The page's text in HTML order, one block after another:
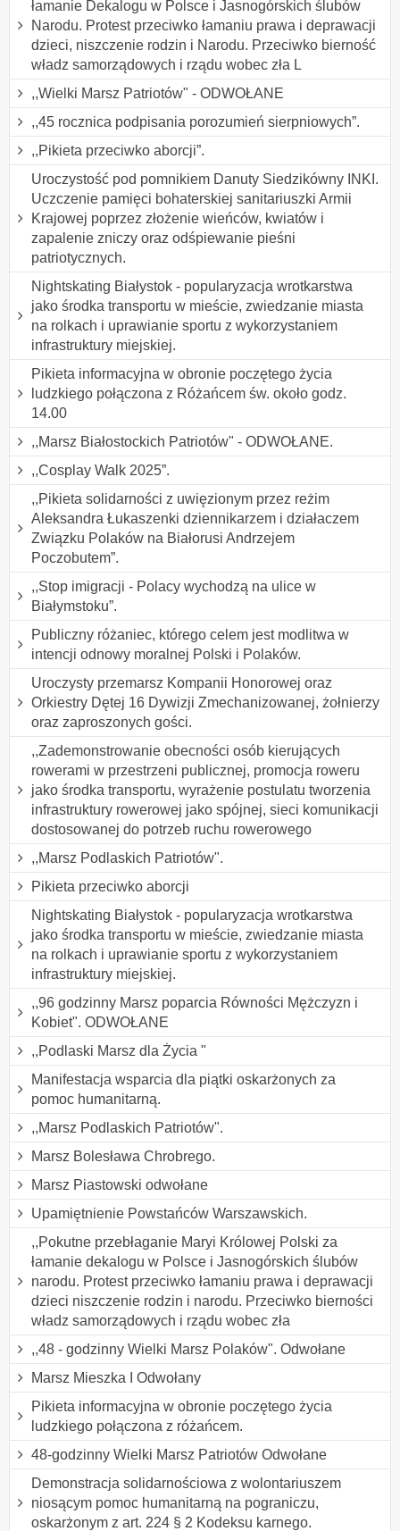
łamanie Dekalogu w Polsce i Jasnogórskich ślubów
Narodu. Protest przeciwko łamaniu prawa i deprawacji
dzieci, niszczenie rodzin i Narodu. Przeciwko bierność
władz samorządowych i rządu wobec zła L
,,Wielki Marsz Patriotów" - ODWOŁANE
,,45 rocznica podpisania porozumień sierpniowych”.
,,Pikieta przeciwko aborcji”.
Uroczystość pod pomnikiem Danuty Siedzikówny INKI.
Uczczenie pamięci bohaterskiej sanitariuszki Armii
Krajowej poprzez złożenie wieńców, kwiatów i
zapalenie zniczy oraz odśpiewanie pieśni
patriotycznych.
Nightskating Białystok - popularyzacja wrotkarstwa
jako środka transportu w mieście, zwiedzanie miasta
na rolkach i uprawianie sportu z wykorzystaniem
infrastruktury miejskiej.
Pikieta informacyjna w obronie poczętego życia
ludzkiego połączona z Różańcem św. około godz.
14.00
,,Marsz Białostockich Patriotów" - ODWOŁANE.
,,Cosplay Walk 2025”.
,,Pikieta solidarności z uwięzionym przez reżim
Aleksandra Łukaszenki dziennikarzem i działaczem
Związku Polaków na Białorusi Andrzejem
Poczobutem”.
,,Stop imigracji - Polacy wychodzą na ulice w
Białymstoku”.
Publiczny różaniec, którego celem jest modlitwa w
intencji odnowy moralnej Polski i Polaków.
Uroczysty przemarsz Kompanii Honorowej oraz
Orkiestry Dętej 16 Dywizji Zmechanizowanej, żołnierzy
oraz zaproszonych gości.
,,Zademonstrowanie obecności osób kierujących
rowerami w przestrzeni publicznej, promocja roweru
jako środka transportu, wyrażenie postulatu tworzenia
infrastruktury rowerowej jako spójnej, sieci komunikacji
dostosowanej do potrzeb ruchu rowerowego
,,Marsz Podlaskich Patriotów".
Pikieta przeciwko aborcji
Nightskating Białystok - popularyzacja wrotkarstwa
jako środka transportu w mieście, zwiedzanie miasta
na rolkach i uprawianie sportu z wykorzystaniem
infrastruktury miejskiej.
,,96 godzinny Marsz poparcia Równości Mężczyzn i
Kobiet". ODWOŁANE
,,Podlaski Marsz dla Życia "
Manifestacja wsparcia dla piątki oskarżonych za
pomoc humanitarną.
,,Marsz Podlaskich Patriotów".
Marsz Bolesława Chrobrego.
Marsz Piastowski odwołane
Upamiętnienie Powstańców Warszawskich.
,,Pokutne przebłaganie Maryi Królowej Polski za
łamanie dekalogu w Polsce i Jasnogórskich ślubów
narodu. Protest przeciwko łamaniu prawa i deprawacji
dzieci niszczenie rodzin i narodu. Przeciwko bierności
władz samorządowych i rządu wobec zła
,,48 - godzinny Wielki Marsz Polaków". Odwołane
Marsz Mieszka I Odwołany
Pikieta informacyjna w obronie poczętego życia
ludzkiego połączona z różańcem.
48-godzinny Wielki Marsz Patriotów Odwołane
Demonstracja solidarnościowa z wolontariuszem
niosącym pomoc humanitarną na pograniczu,
oskarżonym z art. 224 § 2 Kodeksu karnego.